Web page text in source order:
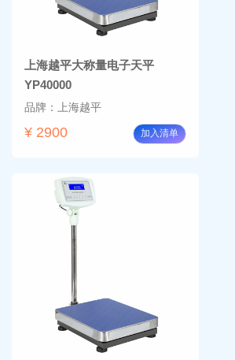
上海越平大称量电子天平
YP40000
品牌：上海越平
¥ 2900 加入清单